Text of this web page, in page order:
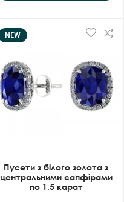
NEW
Пусети з білого золота з
центральними сапфірами
по 1.5 карат